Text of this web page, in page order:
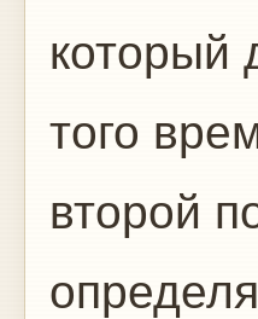
который
того
второй